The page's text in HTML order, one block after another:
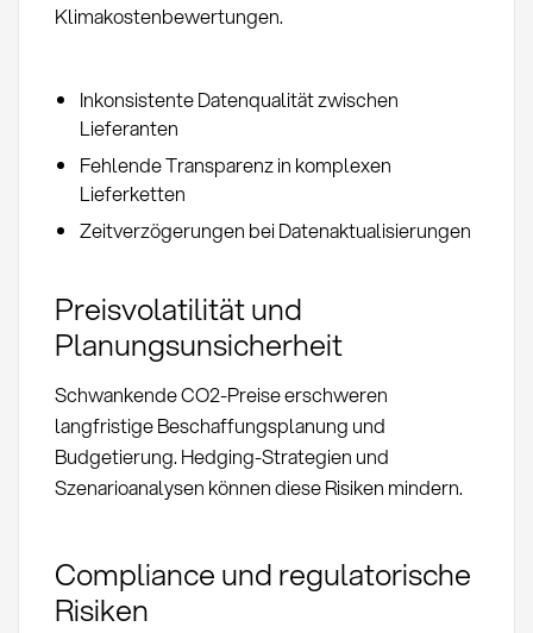
Klimakostenbewertungen.
Inkonsistente Datenqualität zwischen
Lieferanten
Fehlende Transparenz in komplexen
Lieferketten
Zeitverzögerungen bei Datenaktualisierungen
Preisvolatilität und
Planungsunsicherheit
Schwankende CO2-Preise erschweren
langfristige Beschaffungsplanung und
Budgetierung. Hedging-Strategien und
Szenarioanalysen können diese Risiken mindern.
Compliance und regulatorische
Risiken